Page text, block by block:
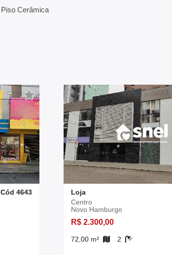
Piso Cerâmica
Cód 4643
Loja
Centro
Novo Hamburgo
R$ 2.300,00
72,00 m² 2